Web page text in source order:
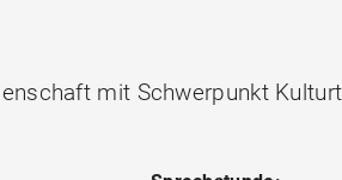
mit Schwerpunkt